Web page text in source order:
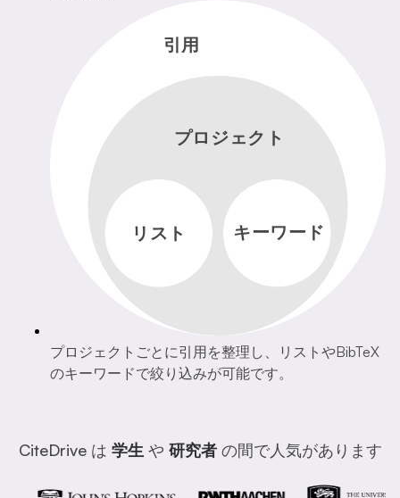
引用
プロジェクト
リスト キーワード
プロジェクトごとに引用を整理し、リストやBibTeX
のキーワードで絞り込みが可能です。
CiteDrive は 学生や 研究者の間で人気があります